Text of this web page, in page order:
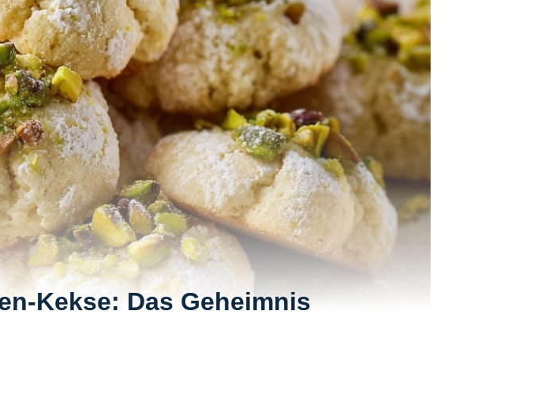
Kekse: Das Geheimnis